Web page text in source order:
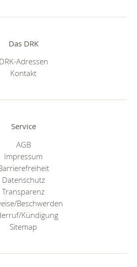
Das DRK
DRK-Adressen
Kontakt
Service
AGB
Impressum
Datenschutz
Transparenz
Beschwerden
Kündigung
Sitemap